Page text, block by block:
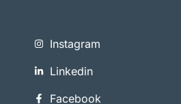
Instagram
Linkedin
Facebook